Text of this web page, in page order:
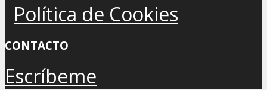
Política de Cookies
CONTACTO
Escríbeme